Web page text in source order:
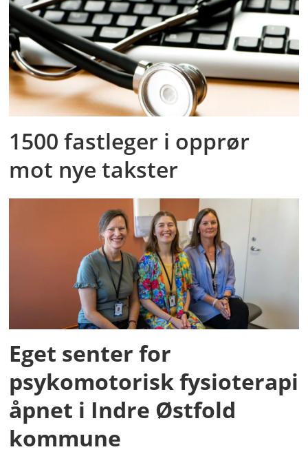
1500 fastleger i opprør
mot nye takster
Eget senter for
psykomotorisk fysioterapi
åpnet i Indre Østfold
kommune